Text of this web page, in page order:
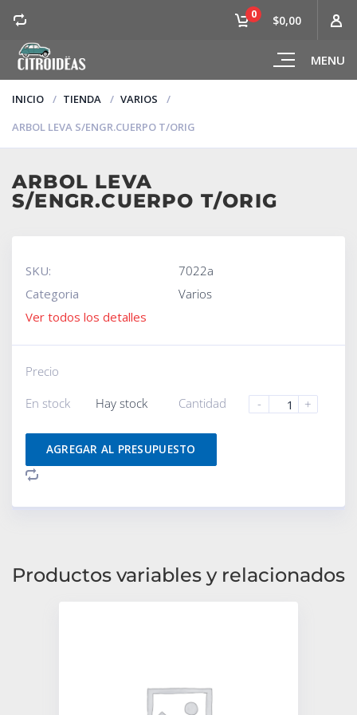
MENU
0 $0,00
INICIO TIENDA
VARIOS
ARBOL LEVA S/ENGR.CUERPO T/ORIG
ARBOL LEVA
S/ENGR.CUERPO T/ORIG
SKU:
7022a
Categoria
Varios
Ver todos los detalles
Precio
En stock
Hay stock Cantidad - +
AGREGAR AL PRESUPUESTO
Productos variables y relacionados